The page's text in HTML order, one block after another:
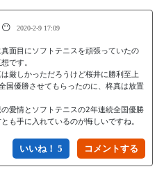
😶 2020-2-9 17:09
面目にソフトテニスを頑張っていたの
です。
厳しかっただろうけど桜井に勝利至上
国優勝させてもらったのに、柊真は放置
愛情とソフトテニスの2年連続全国優勝
も手に入れているのが悔しいですね。
いいね！ 5